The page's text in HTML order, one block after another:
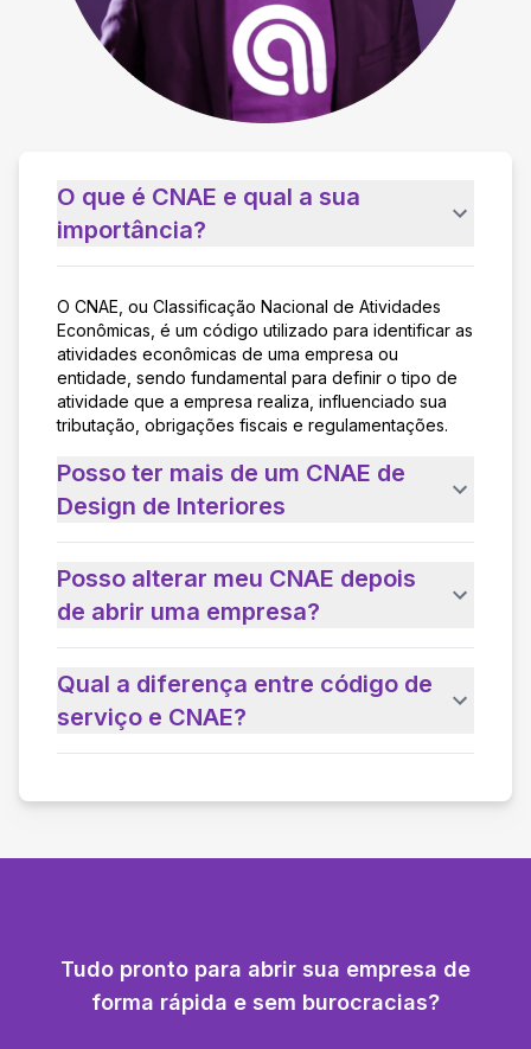
O que é CNAE e qual a sua
importância?
O CNAE, ou Classificação Nacional de Atividades
Econômicas, é um código utilizado para identificar as
atividades econômicas de uma empresa ou
entidade, sendo fundamental para definir o tipo de
atividade que a empresa realiza, influenciado sua
tributação, obrigações fiscais e regulamentações.
Posso ter mais de um CNAE de
Design de Interiores
Posso alterar meu CNAE depois
de abrir uma empresa?
Qual a diferença entre código de
serviço e CNAE?
Tudo pronto para abrir sua empresa de
forma rápida e sem burocracias?